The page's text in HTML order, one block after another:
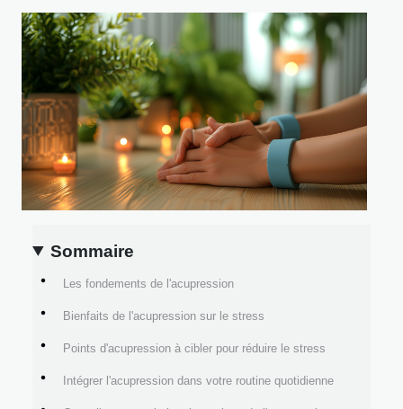
Sommaire
Les fondements de l'acupression
Bienfaits de l'acupression sur le stress
Points d'acupression à cibler pour réduire le stress
Intégrer l'acupression dans votre routine quotidienne